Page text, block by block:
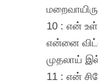
10 : என்
என்னை
முதலாய்
11 : என்